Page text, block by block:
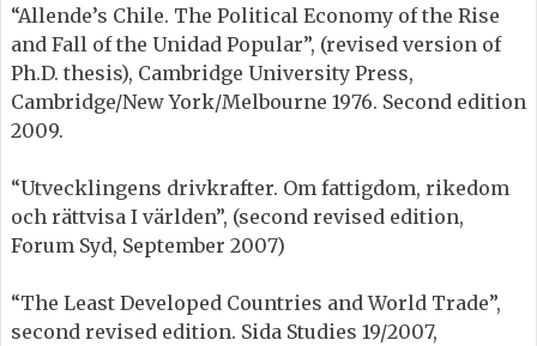
“Allende’s Chile. The Political Economy of the Rise
and Fall of the Unidad Popular”, (revised version of
Ph.D. thesis), Cambridge University Press,
Cambridge/New York/Melbourne 1976. Second edition
2009.
“Utvecklingens drivkrafter. Om fattigdom, rikedom
och rättvisa I världen”, (second revised edition,
Forum Syd, September 2007)
“The Least Developed Countries and World Trade”,
second revised edition. Sida Studies 19/2007,